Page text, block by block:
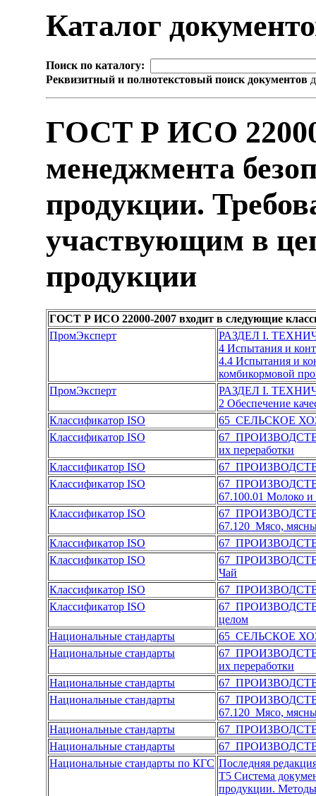
Каталог
Поиск по каталогу:
Реквизитный и полнотекстовый поиск документов
ГОСТ Р ИСО
менеджмента
продукции.
участвующим в
продукции
ГОСТ Р ИСО 22000-2007 входит в следующие
ПромЭксперт
РАЗДЕЛ I.
4 Испытания и
4.4 Испытания и
комбикормовой
ПромЭксперт
РАЗДЕЛ I.
2 Обеспечение
Классификатор ISO
65 СЕЛЬСКОЕ
Классификатор ISO
67
их переработки
Классификатор ISO
67
Классификатор ISO
67
67.100.01 Молоко
Классификатор ISO
67
67.120 Мясо,
Классификатор ISO
67
Классификатор ISO
67
Чай
Классификатор ISO
67
Классификатор ISO
67
целом
Национальные стандарты
65 СЕЛЬСКОЕ
Национальные стандарты
67
их переработки
Национальные стандарты
67
Национальные стандарты
67
67.120 Мясо,
Национальные стандарты
67
Национальные стандарты
67
Национальные стандарты по КГС Последняя
Т5 Система
продукции. Методы